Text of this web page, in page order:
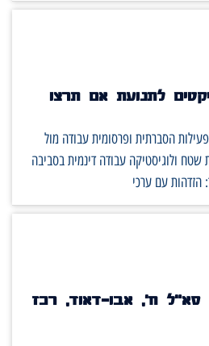
לתנועת אם תרצו
הסברתית ופרסומית עבודה מול
שטח ולוגיסטיקה עבודה דינמית בסביבה
הזדהות עם ערכי
ח', אבו-דאוד, רכז